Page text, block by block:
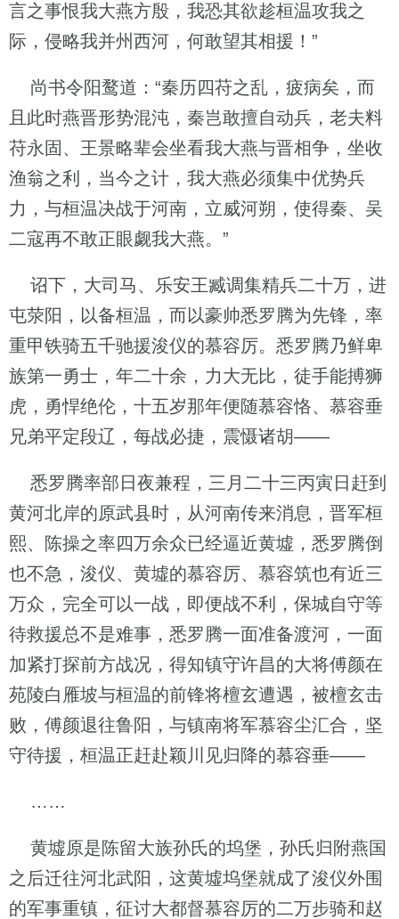
言之事恨我大燕方殷，我恐其欲趁桓温攻我之
际，侵略我并州西河，何敢望其相援！”
尚书令阳鹜道：“秦历四苻之乱，疲病矣，而
且此时燕晋形势混沌，秦岂敢擅自动兵，老夫料
苻永固、王景略辈会坐看我大燕与晋相争，坐收
渔翁之利，当今之计，我大燕必须集中优势兵
力，与桓温决战于河南，立威河朔，使得秦、吴
二寇再不敢正眼觑我大燕。”
诏下，大司马、乐安王臧调集精兵二十万，进
屯荥阳，以备桓温，而以豪帅悉罗腾为先锋，率
重甲铁骑五千驰援浚仪的慕容厉。悉罗腾乃鲜卑
族第一勇士，年二十余，力大无比，徒手能搏狮
虎，勇悍绝伦，十五岁那年便随慕容恪、慕容垂
兄弟平定段辽，每战必捷，震慑诸胡——
悉罗腾率部日夜兼程，三月二十三丙寅日赶到
黄河北岸的原武县时，从河南传来消息，晋军桓
熙、陈操之率四万余众已经逼近黄墟，悉罗腾倒
也不急，浚仪、黄墟的慕容厉、慕容筑也有近三
万众，完全可以一战，即便战不利，保城自守等
待救援总不是难事，悉罗腾一面准备渡河，一面
加紧打探前方战况，得知镇守许昌的大将傅颜在
苑陵白雁坡与桓温的前锋将檀玄遭遇，被檀玄击
败，傅颜退往鲁阳，与镇南将军慕容尘汇合，坚
守待援，桓温正赶赴颖川见归降的慕容垂——
……
黄墟原是陈留大族孙氏的坞堡，孙氏归附燕国
之后迁往河北武阳，这黄墟坞堡就成了浚仪外围
的军事重镇，征讨大都督慕容厉的二万步骑和赵